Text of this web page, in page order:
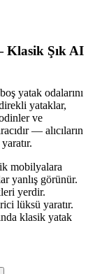
Klasik Şık AI
yatak odalarını
yataklar,
ve
— alıcıların
mobilyalara
yanlış görünür.
yerdir.
lüksü yaratır.
klasik yatak